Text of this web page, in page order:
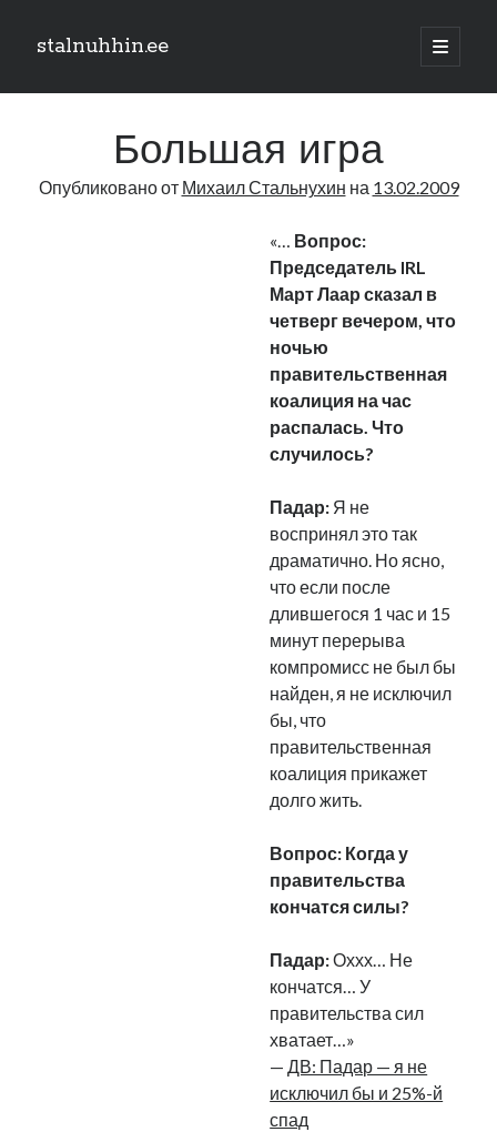
stalnuhhin.ee
отрыть
Боковая
панель
takinada андрус ансип
видео
история кабинетные истории
маська нарва
обучение эстонскому
пресса программа
русский роман
ссср стенограмма
экономика экономика эстонии
Большая игра
Опубликовано от Михаил Стальнухин на 13.02.2009
«… Вопрос:
Председатель IRL
Март Лаар сказал в
четверг вечером, что
ночью
правительственная
коалиция на час
распалась. Что
случилось?
Падар: Я не
воспринял это так
драматично. Но ясно,
что если после
длившегося 1 час и 15
минут перерыва
компромисс не был бы
найден, я не исключил
бы, что
правительственная
коалиция прикажет
долго жить.
Вопрос: Когда у
правительства
кончатся силы?
Падар:Оххх… Не
кончатся… У
правительства сил
хватает…»
—ДВ: Падар — я не
исключил бы и 25%-й
спад